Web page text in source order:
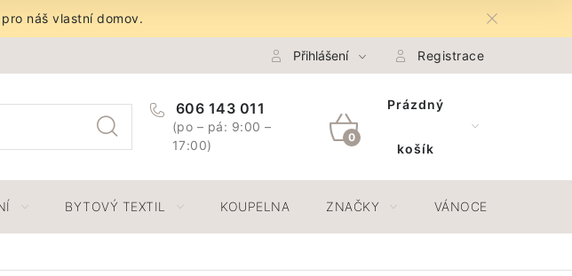
náš vlastní domov.
Ochrana Osobních údajů GDPR Spojte se s námi
Přihlášení Registrace
606 143 011
(po – pá: 9:00 –
17:00)
NÁKUPNÍ
Prázdný
košík
BYTOVÝ TEXTIL KOUPELNA ZNAČKY VÁNOCE